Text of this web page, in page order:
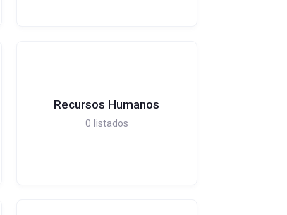
Recursos Humanos
0 listados